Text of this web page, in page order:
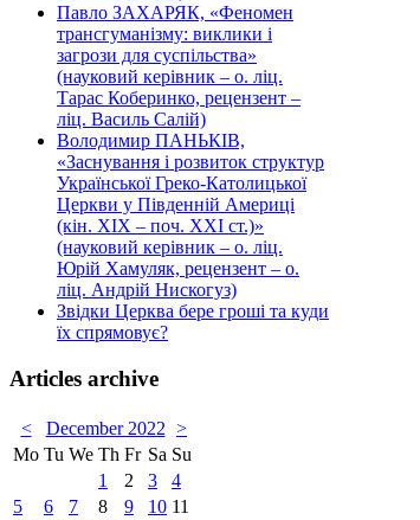
Павло ЗАХАРЯК, «Феномен
трансгуманізму: виклики і
загрози для суспільства»
(науковий керівник – о. ліц.
Тарас Коберинко, рецензент –
ліц. Василь Салій)
Володимир ПАНЬКІВ,
«Заснування і розвиток структур
Української Греко-Католицької
Церкви у Південній Америці
(кін. ХІХ – поч. ХХІ ст.)»
(науковий керівник – о. ліц.
Юрій Хамуляк, рецензент – о.
ліц. Андрій Нискогуз)
Звідки Церква бере гроші та куди
їх спрямовує?
Articles archive
< December 2022 >
Mo Tu We Th Fr Sa Su
1
2 3
4
5
6 7 8 9 10 11